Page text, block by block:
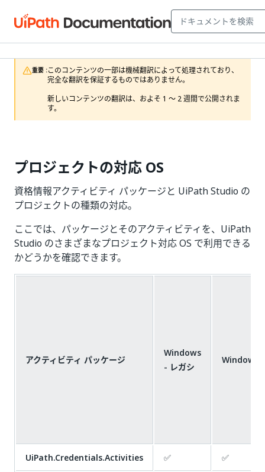
重要 :このコンテンツの一部は機械翻訳によって処理されており、
完全な翻訳を保証するものではありません。
新しいコンテンツの翻訳は、およそ 1 ～ 2 週間で公開されま
す。
プロジェクトの対応 OS
資格情報アクティビティ パッケージと UiPath Studio の
プロジェクトの種類の対応。
ここでは、パッケージとそのアクティビティを、UiPath
Studio のさまざまなプロジェクト対応 OS で利用できる
かどうかを確認できます。
アクティビティ パッケージ
Windows
- レガシ
Windows
UiPath.Credentials.Activities ✅ ✅